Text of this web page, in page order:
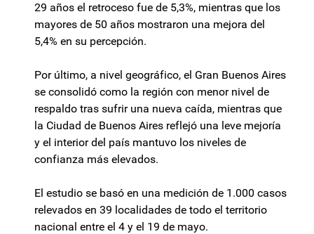
29 años el retroceso fue de 5,3%, mientras que los
mayores de 50 años mostraron una mejora del
5,4% en su percepción.
Por último, a nivel geográfico, el Gran Buenos Aires
se consolidó como la región con menor nivel de
respaldo tras sufrir una nueva caída, mientras que
la Ciudad de Buenos Aires reflejó una leve mejoría
y el interior del país mantuvo los niveles de
confianza más elevados.
El estudio se basó en una medición de 1.000 casos
relevados en 39 localidades de todo el territorio
nacional entre el 4 y el 19 de mayo.